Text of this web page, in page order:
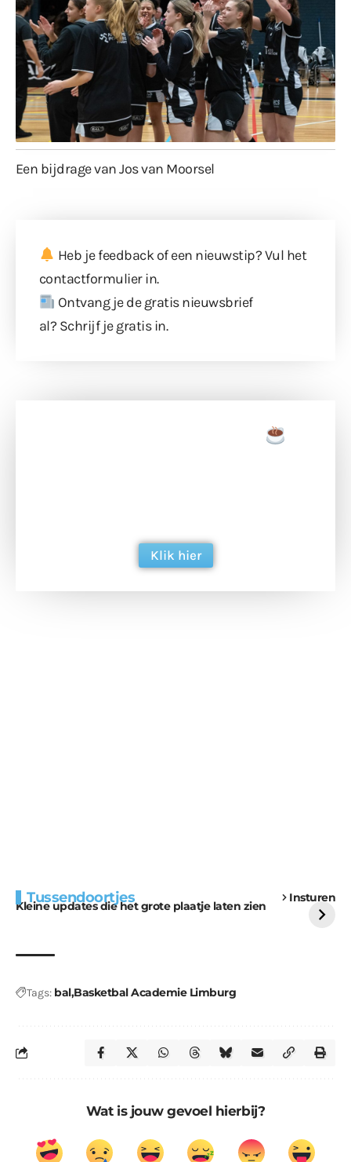
Een bijdrage van Jos van Moorsel
Heb je feedback of een nieuwstip? Vul het
contactformulierin.
Ontvang je de gratis nieuwsbrief
al? Schrijf je gratis in.
Klik hier
Tussendoortjes Insturen
Kleine updates die het grote plaatje laten zien
voor kabouters
uitdaging
Tags: balBasketbal Academie Limburg
Wat is jouw gevoel hierbij?